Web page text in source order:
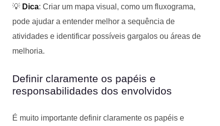
💡 Dica: Criar um mapa visual, como um fluxograma,
pode ajudar a entender melhor a sequência de
atividades e identificar possíveis gargalos ou áreas de
melhoria.
Definir claramente os papéis e
responsabilidades dos envolvidos
É muito importante definir claramente os papéis e